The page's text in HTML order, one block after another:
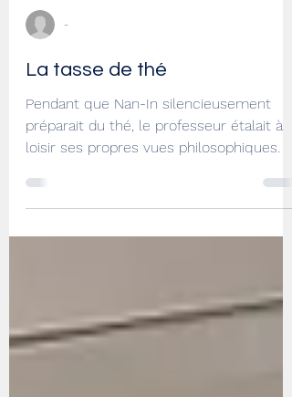
-
La tasse de thé
Pendant que Nan-In silencieusement
préparait du thé, le professeur étalait à